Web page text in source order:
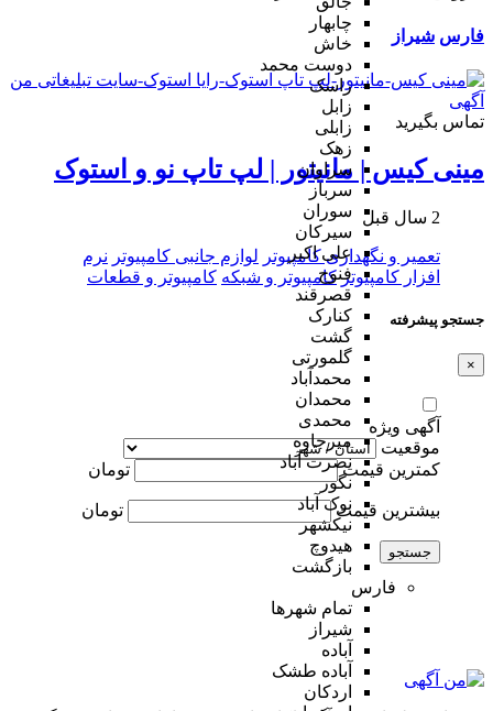
چابهار
خاش
دوست محمد
راسک
زابل
زابلی
زهک
سراوان
سرباز
سوران
سیرکان
علی اکبر
فنوج
قصرقند
کنارک
گشت
گلمورتی
محمدآباد
محمدان
محمدی
میرجاوه
نصرت آباد
نگور
نوک آباد
نیکشهر
هیدوچ
بازگشت
فارس
تمام شهر‌ها
شیراز
آباده
آباده طشک
اردکان
فارس شیراز
تماس بگیرید
مینی کیس | مانیتور | لپ تاپ نو و استوک
2 سال قبل
تعمیر و نگهداری کامپیوتر لوازم جانبی کامپیوتر نرم
افزار کامپیوتر کامپیوتر و شبکه کامپیوتر و قطعات
جستجو پیشرفته
×
آگهی ویژه
موقعیت
کمترین قیمت
تومان
بیشترین قیمت تومان
جستجو